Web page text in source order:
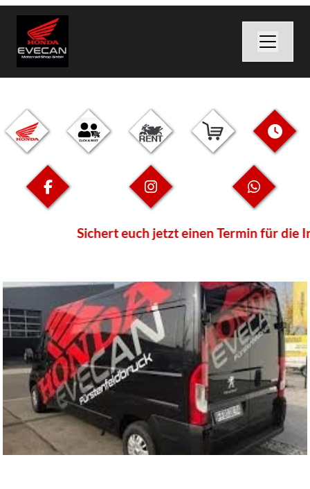
Sichert euch jetzt einen Termin für die